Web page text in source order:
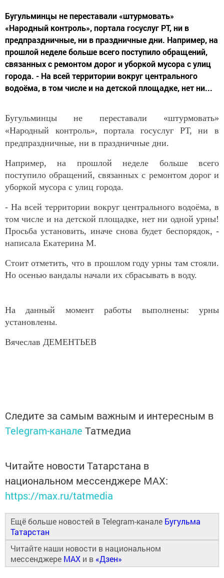
Бугульминцы не переставали «штурмовать»
«Народный контроль», портала госуслуг РТ, ни в
предпраздничные, ни в праздничные дни. Например, на
прошлой неделе больше всего поступило обращений,
связанных с ремонтом дорог и уборкой мусора с улиц
города. - На всей территории вокруг центрального
водоёма, в том числе и на детской площадке, нет ни...
Бугульминцы не переставали «штурмовать»
«Народный контроль», портала госуслуг РТ, ни в
предпраздничные, ни в праздничные дни.
Например, на прошлой неделе больше всего
поступило обращений, связанных с ремонтом дорог и
уборкой мусора с улиц города.
- На всей территории вокруг центрального водоёма, в
том числе и на детской площадке, нет ни одной урны!
Просьба установить, иначе снова будет беспорядок, -
написала Екатерина М.
Стоит отметить, что в прошлом году урны там стояли.
Но осенью вандалы начали их сбрасывать в воду.
На данный момент работы выполнены: урны
установлены.
Вячеслав ДЕМЕНТЬЕВ
Следите за самым важным и интересным в
Telegram-канале Татмедиа
Читайте новости Татарстана в
национальном мессенджере MАХ:
https://max.ru/tatmedia
Ещё больше новостей в Telegram-канале Бугульма
Татарстан
Читайте наши новости в национальном
мессенджере MAX и в «Дзен»